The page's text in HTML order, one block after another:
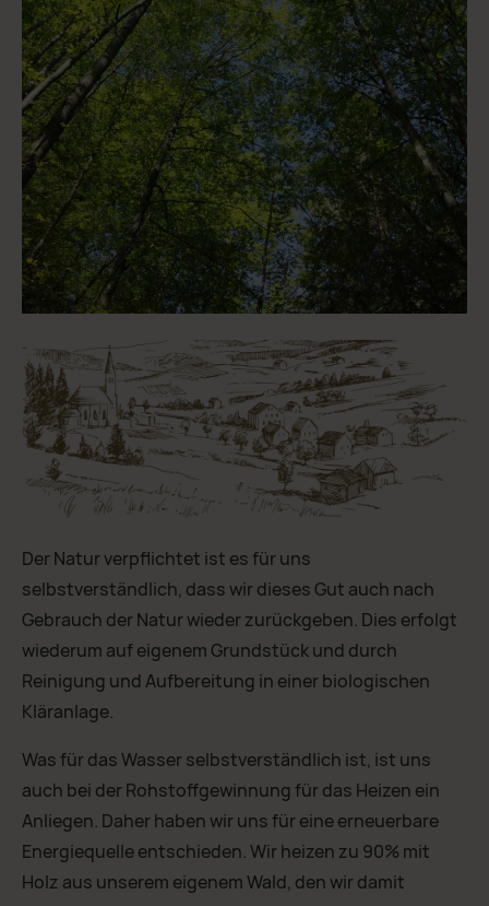
Der Natur verpflichtet ist es für uns
selbstverständlich, dass wir dieses Gut auch nach
Gebrauch der Natur wieder zurückgeben. Dies erfolgt
wiederum auf eigenem Grundstück und durch
Reinigung und Aufbereitung in einer biologischen
Kläranlage.
Was für das Wasser selbstverständlich ist, ist uns
auch bei der Rohstoffgewinnung für das Heizen ein
Anliegen. Daher haben wir uns für eine erneuerbare
Energiequelle entschieden. Wir heizen zu 90% mit
Holz aus unserem eigenem Wald, den wir damit